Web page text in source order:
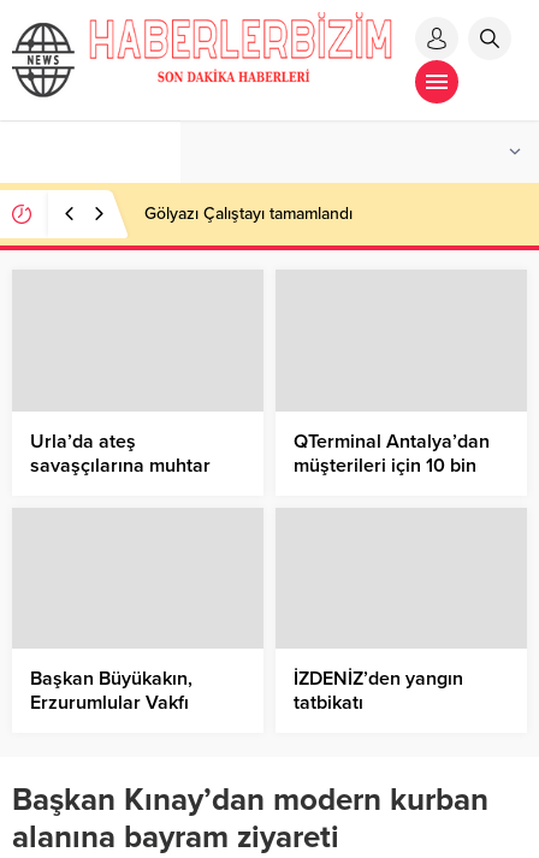
Gölyazı Çalıştayı tamamlandı
Urla’da ateş
savaşçılarına muhtar
QTerminal Antalya’dan
müşterileri için 10 bin
Başkan Büyükakın,
Erzurumlular Vakfı
yönetimlerini
makamında konuk etti
İZDENİZ’den yangın
tatbikatı
Başkan Kınay’dan modern kurban
alanına bayram ziyareti